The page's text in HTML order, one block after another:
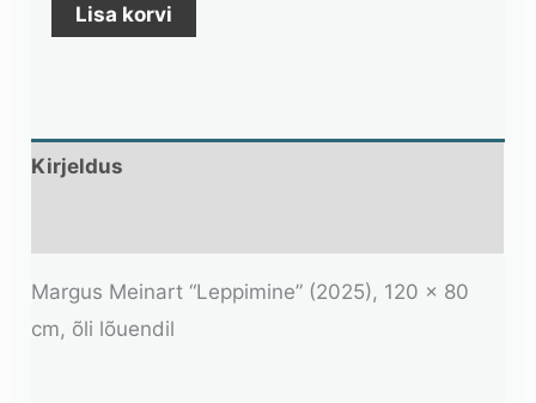
Lisa korvi
Kirjeldus
Margus Meinart “Leppimine” (2025), 120 x 80
cm, õli lõuendil